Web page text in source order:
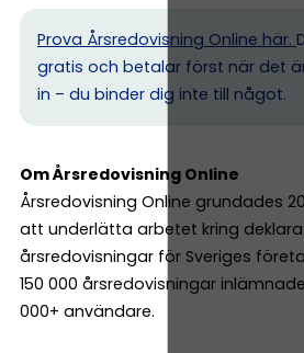
Prova Årsredovisning Online här.
gratis och betalar först när det
in – du binder dig inte till något.
Om Årsredovisning Online
Årsredovisning Online grundades
att underlätta arbetet kring
årsredovisningar för Sveriges
150 000 årsredovisningar
000+ användare.